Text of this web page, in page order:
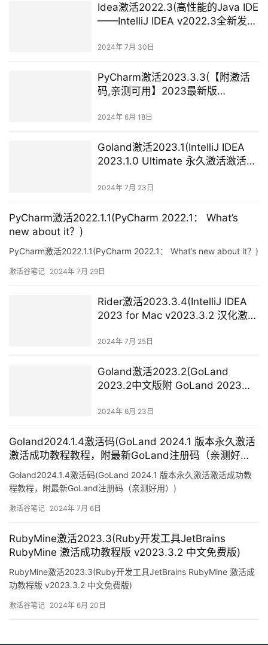
Idea激活2022.3(高性能的Java IDE
——IntelliJ IDEA v2022.3全新发
2024年 7月 30日
PyCharm激活2023.3.3(【附激活
码,亲测可用】2023最新版
装，永久使用)
2024年 6月 18日
Goland激活2023.1(IntelliJ IDEA
2023.1.0 Ultimate 永久激活激活成
2024年 7月 23日
PyCharm激活2022.1.1(PyCharm 2022.1： What’s
new about it？)
PyCharm激活2022.1.1(PyCharm 2022.1： What’s new about it？)
激活谷笔记 2024年 7月 29日
Rider激活2023.3.4(IntelliJ IDEA
2023 for Mac v2023.3.2 汉化激活
可))
2024年 7月 25日
Goland激活2023.2(GoLand
2023.2中文版附 GoLand 2023激
2024年 6月 23日
Goland2024.1.4激活码(GoLand 2024.1 版本永久激活
激活成功教程教程，附最新GoLand注册码（亲测好
用）)
Goland2024.1.4激活码(GoLand 2024.1 版本永久激活激活成功教
程教程，附最新GoLand注册码（亲测好用）)
激活谷笔记 2024年 7月 6日
RubyMine激活2023.3(Ruby开发工具JetBrains
RubyMine 激活成功教程版 v2023.3.2 中文免费版)
RubyMine激活2023.3(Ruby开发工具JetBrains RubyMine 激活成
功教程版 v2023.3.2 中文免费版)
激活谷笔记 2024年 6月 20日